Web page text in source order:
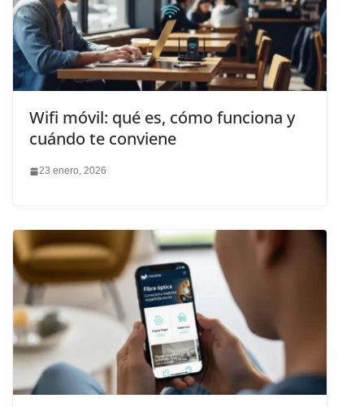
Wifi móvil: qué es, cómo funciona y
cuándo te conviene
23 enero, 2026